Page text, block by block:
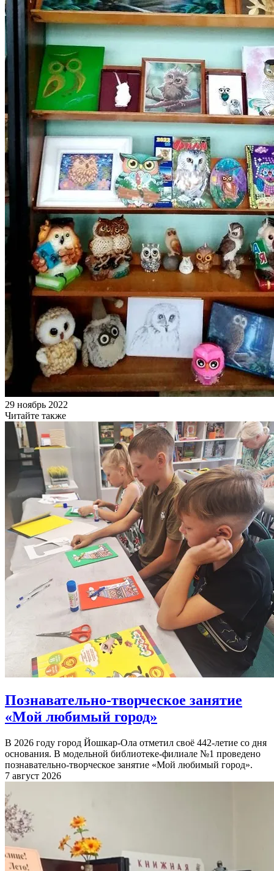
29 ноябрь 2022
Читайте также
Познавательно-творческое занятие
«Мой любимый город»
В 2026 году город Йошкар-Ола отметил своё 442-летие со дня
основания. В модельной библиотеке-филиале №1 проведено
познавательно-творческое занятие «Мой любимый город».
7 август 2026